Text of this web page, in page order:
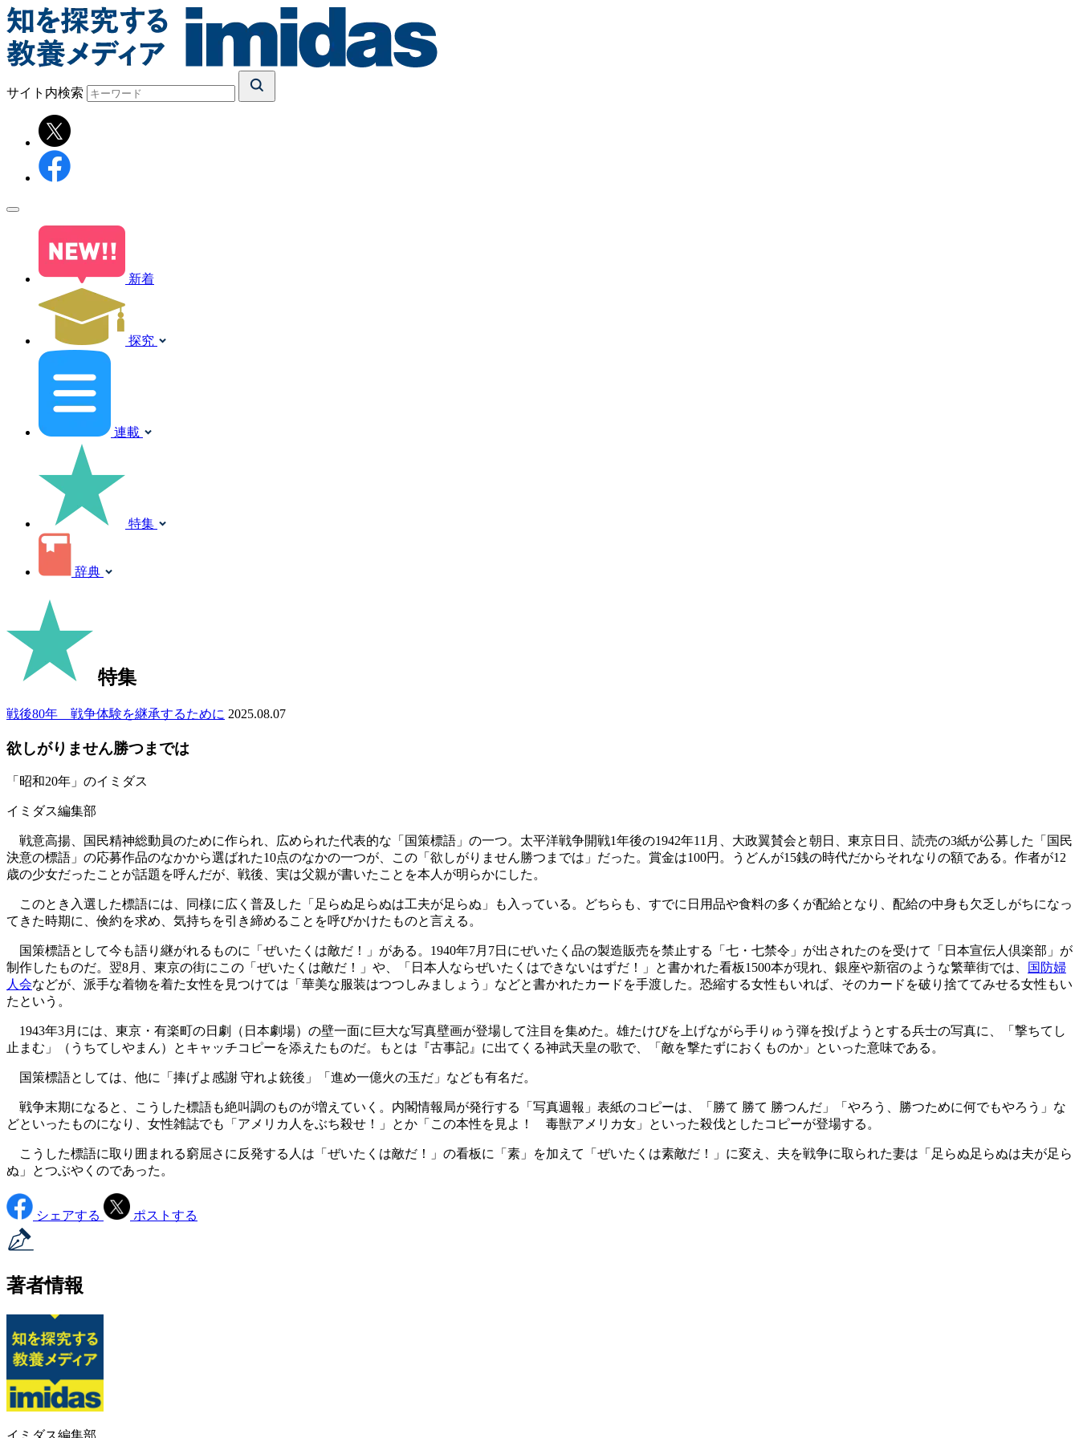
サイト内検索
新着
探究
連載
特集
辞典
特集
戦後80年 戦争体験を継承するために 2025.08.07
欲しがりません勝つまでは
「昭和20年」のイミダス
イミダス編集部
戦意高揚、国民精神総動員のために作られ、広められた代表的な「国策標語」の一つ。太平洋戦争開戦1年後の1942年11月、大政翼賛会と朝日、東京日日、読売の3紙が公募した「国民
決意の標語」の応募作品のなかから選ばれた10点のなかの一つが、この「欲しがりません勝つまでは」だった。賞金は100円。うどんが15銭の時代だからそれなりの額である。作者が12
歳の少女だったことが話題を呼んだが、戦後、実は父親が書いたことを本人が明らかにした。
このとき入選した標語には、同様に広く普及した「足らぬ足らぬは工夫が足らぬ」も入っている。どちらも、すでに日用品や食料の多くが配給となり、配給の中身も欠乏しがちになっ
てきた時期に、倹約を求め、気持ちを引き締めることを呼びかけたものと言える。
国策標語として今も語り継がれるものに「ぜいたくは敵だ！」がある。1940年7月7日にぜいたく品の製造販売を禁止する「七・七禁令」が出されたのを受けて「日本宣伝人倶楽部」が
制作したものだ。翌8月、東京の街にこの「ぜいたくは敵だ！」や、「日本人ならぜいたくはできないはずだ！」と書かれた看板1500本が現れ、銀座や新宿のような繁華街では、
国防婦
人会などが、派手な着物を着た女性を見つけては「華美な服装はつつしみましょう」などと書かれたカードを手渡した。恐縮する女性もいれば、そのカードを破り捨ててみせる女性もい
たという。
1943年3月には、東京・有楽町の日劇（日本劇場）の壁一面に巨大な写真壁画が登場して注目を集めた。雄たけびを上げながら手りゅう弾を投げようとする兵士の写真に、「撃ちてし
止まむ」（うちてしやまん）とキャッチコピーを添えたものだ。もとは『古事記』に出てくる神武天皇の歌で、「敵を撃たずにおくものか」といった意味である。
国策標語としては、他に「捧げよ感謝 守れよ銃後」「進め一億火の玉だ」なども有名だ。
戦争末期になると、こうした標語も絶叫調のものが増えていく。内閣情報局が発行する「写真週報」表紙のコピーは、「勝て 勝て 勝つんだ」「やろう、勝つために何でもやろう」な
どといったものになり、女性雑誌でも「アメリカ人をぶち殺せ！」とか「この本性を見よ！ 毒獣アメリカ女」といった殺伐としたコピーが登場する。
こうした標語に取り囲まれる窮屈さに反発する人は「ぜいたくは敵だ！」の看板に「素」を加えて「ぜいたくは素敵だ！」に変え、夫を戦争に取られた妻は「足らぬ足らぬは夫が足ら
ぬ」とつぶやくのであった。
シェアする ポストする
著者情報
イミダス編集部